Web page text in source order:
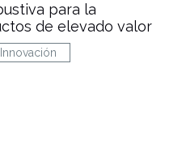
para la
de elevado valor
Innovación